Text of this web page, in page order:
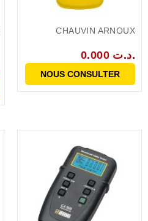
CHAUVIN ARNOUX
0.000 د.ت.
NOUS CONSULTER